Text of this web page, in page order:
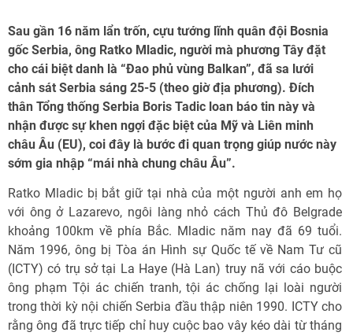
Sau gần 16 năm lẩn trốn, cựu tướng lĩnh quân đội Bosnia
gốc Serbia, ông Ratko Mladic, người mà phương Tây đặt
cho cái biệt danh là “Đao phủ vùng Balkan”, đã sa lưới
cảnh sát Serbia sáng 25-5 (theo giờ địa phương). Đích
thân Tổng thống Serbia Boris Tadic loan báo tin này và
nhận được sự khen ngợi đặc biệt của Mỹ và Liên minh
châu Âu (EU), coi đây là bước đi quan trọng giúp nước này
sớm gia nhập “mái nhà chung châu Âu”.
Ratko Mladic bị bắt giữ tại nhà của một người anh em họ
với ông ở Lazarevo, ngôi làng nhỏ cách Thủ đô Belgrade
khoảng 100km về phía Bắc. Mladic năm nay đã 69 tuổi.
Năm 1996, ông bị Tòa án Hình sự Quốc tế về Nam Tư cũ
(ICTY) có trụ sở tại La Haye (Hà Lan) truy nã với cáo buộc
ông phạm Tội ác chiến tranh, tội ác chống lại loài người
trong thời kỳ nội chiến Serbia đầu thập niên 1990. ICTY cho
rằng ông đã trực tiếp chỉ huy cuộc bao vây kéo dài từ tháng